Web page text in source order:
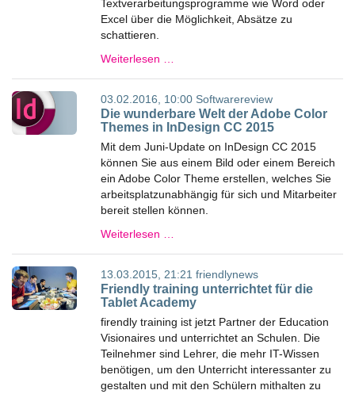
Textverarbeitungsprogramme wie Word oder
Excel über die Möglichkeit, Absätze zu
schattieren.
Weiterlesen …
03.02.2016, 10:00 Softwarereview
Die wunderbare Welt der Adobe Color
Themes in InDesign CC 2015
Mit dem Juni-Update on InDesign CC 2015
können Sie aus einem Bild oder einem Bereich
ein Adobe Color Theme erstellen, welches Sie
arbeitsplatzunabhängig für sich und Mitarbeiter
bereit stellen können.
Weiterlesen …
13.03.2015, 21:21 friendlynews
Friendly training unterrichtet für die
Tablet Academy
firendly training ist jetzt Partner der Education
Visionaires und unterrichtet an Schulen. Die
Teilnehmer sind Lehrer, die mehr IT-Wissen
benötigen, um den Unterricht interessanter zu
gestalten und mit den Schülern mithalten zu